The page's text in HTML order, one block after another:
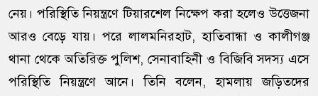
নেয়। পরিস্থিতি নিয়ন্ত্রণে টিয়ারশেল নিক্ষেপ করা হলেও উত্তেজনা
আরও বেড়ে যায়। পরে লালমনিরহাট, হাতিবান্ধা ও কালীগঞ্জ
থানা থেকে অতিরিক্ত পুলিশ, সেনাবাহিনী ও বিজিবি সদস্য এসে
পরিস্থিতি নিয়ন্ত্রণে আনে। তিনি বলেন, হামলায় জড়িতদের